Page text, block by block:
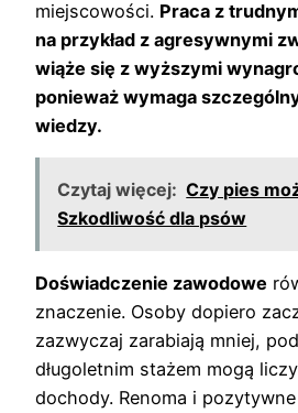
miejscowości. Praca z
na przykład z agresywnymi
wiąże się z wyższymi
ponieważ wymaga
wiedzy.
Czytaj więcej: Czy pies
Szkodliwość dla psów
Doświadczenie zawodowe
znaczenie. Osoby dopiero
zazwyczaj zarabiają mniej,
długoletnim stażem mogą
dochody. Renoma i